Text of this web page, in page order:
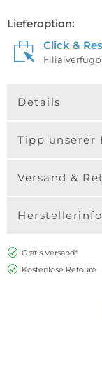
Lieferoption:
Click &
Details
Tipp unserer
Versand &
Gratis Versand*
Kostenlose Retoure